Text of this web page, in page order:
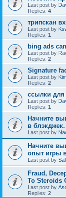
Last post by
Replies: 4
трипскан
Last post by
Replies: 1
bing ads
Last post by
Replies: 2
Signature
Last post by
Replies: 2
ссылки для
Last post by
Replies: 1
Начните
в блэкджек.
Last post by
Начните
опыт игры
Last post by
Fraud,
To Steroids
Last post by
Replies: 2